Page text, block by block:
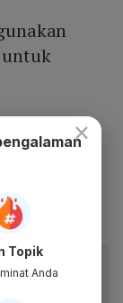
live
turut
×
Topik
Anda